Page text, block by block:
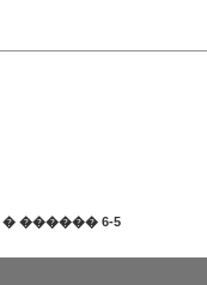
� ������ 6-5